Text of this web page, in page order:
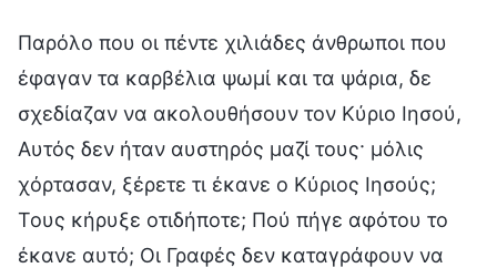
Παρόλο που οι πέντε χιλιάδες άνθρωποι που
έφαγαν τα καρβέλια ψωμί και τα ψάρια, δε
σχεδίαζαν να ακολουθήσουν τον Κύριο Ιησού,
Αυτός δεν ήταν αυστηρός μαζί τους· μόλις
χόρτασαν, ξέρετε τι έκανε ο Κύριος Ιησούς;
Τους κήρυξε οτιδήποτε; Πού πήγε αφότου το
έκανε αυτό; Οι Γραφές δεν καταγράφουν να